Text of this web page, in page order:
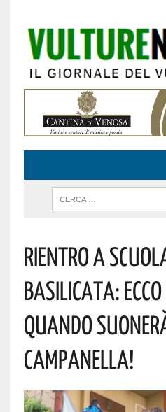
Rientro A
Basilicata:
Quando
Campanella!